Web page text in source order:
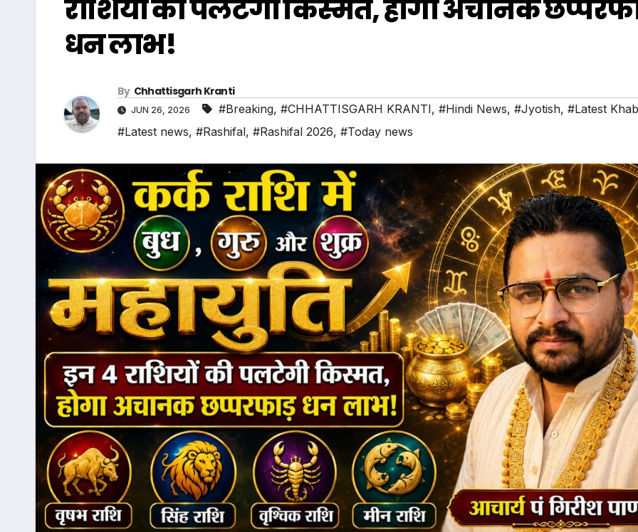
राशियों की पलटेगी किस्मत, होगा अचानक
धन लाभ!
By Chhattisgarh Kranti
JUN 26, 2026 #Breaking, #CHHATTISGARH KRANTI, #Hindi News, #Jyotish, #Latest
#Latest news, #Rashifal, #Rashifal 2026, #Today news